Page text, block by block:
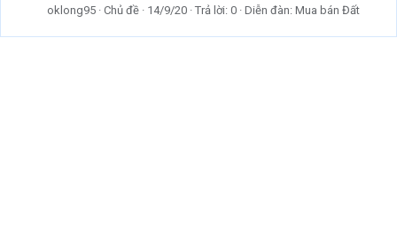
oklong95 Chủ đề 14/9/20 Trả lời: 0 Diễn đàn: Mua bán Đất